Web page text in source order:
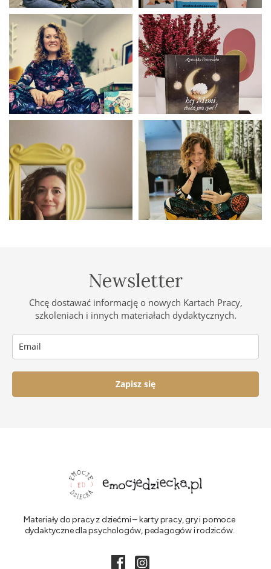
Newsletter
Chcę dostawać informację o nowych Kartach Pracy,
szkoleniach i innych materiałach dydaktycznych.
Zapisz się
Materiały do pracy z dziećmi – karty pracy, gry i pomoce
dydaktyczne dla psychologów, pedagogów i rodziców.